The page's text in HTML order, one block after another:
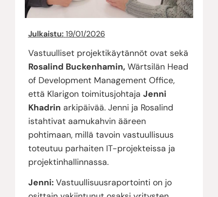
Julkaistu: 19/01/2026
Vastuulliset projektikäytännöt ovat sekä
Rosalind Buckenhamin,Wärtsilän Head
of Development Management Office,
että Klarigon toimitusjohtaja Jenni
Khadrin arkipäivää. Jenni ja Rosalind
istahtivat aamukahvin ääreen
pohtimaan, millä tavoin vastuullisuus
toteutuu parhaiten IT-projekteissa ja
projektinhallinnassa.
Jenni:Vastuullisuusraportointi on jo